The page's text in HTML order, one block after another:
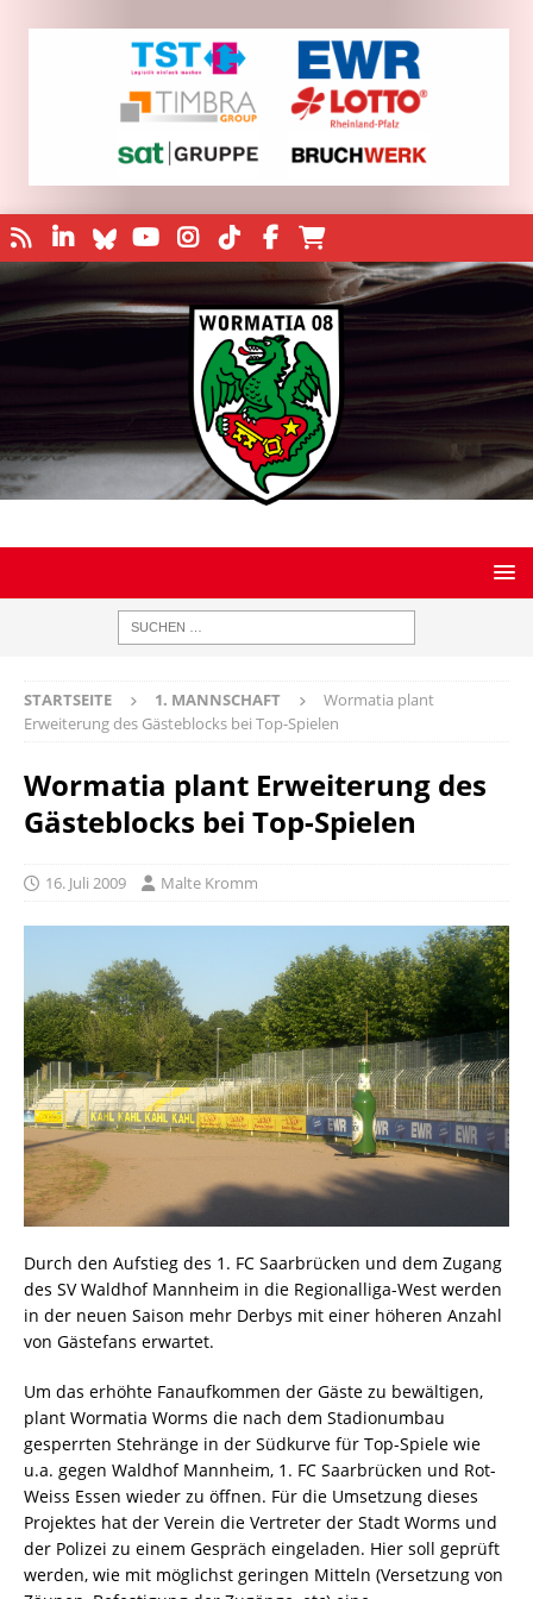
STARTSEITE 1. MANNSCHAFT
Wormatia plant
Erweiterung des Gästeblocks bei Top-Spielen
Wormatia plant Erweiterung des
Gästeblocks bei Top-Spielen
16. Juli 2009 Malte Kromm
Durch den Aufstieg des 1. FC Saarbrücken und dem Zugang
des SV Waldhof Mannheim in die Regionalliga-West werden
in der neuen Saison mehr Derbys mit einer höheren Anzahl
von Gästefans erwartet.
Um das erhöhte Fanaufkommen der Gäste zu bewältigen,
plant Wormatia Worms die nach dem Stadionumbau
gesperrten Stehränge in der Südkurve für Top-Spiele wie
u.a. gegen Waldhof Mannheim, 1. FC Saarbrücken und Rot-
Weiss Essen wieder zu öffnen. Für die Umsetzung dieses
Projektes hat der Verein die Vertreter der Stadt Worms und
der Polizei zu einem Gespräch eingeladen. Hier soll geprüft
werden, wie mit möglichst geringen Mitteln (Versetzung von